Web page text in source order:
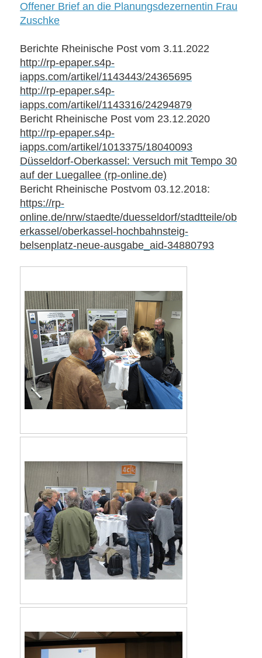
Offener Brief an die Planungsdezernentin Frau
Zuschke
Berichte Rheinische Post vom 3.11.2022
http://rp-epaper.s4p-
iapps.com/artikel/1143443/24365695
http://rp-epaper.s4p-
iapps.com/artikel/1143316/24294879
Bericht Rheinische Post vom 23.12.2020
http://rp-epaper.s4p-
iapps.com/artikel/1013375/18040093
Düsseldorf-Oberkassel: Versuch mit Tempo 30
auf der Luegallee (rp-online.de)
Bericht Rheinische Postvom 03.12.2018:
https://rp-
online.de/nrw/staedte/duesseldorf/stadtteile/ob
erkassel/oberkassel-hochbahnsteig-
belsenplatz-neue-ausgabe_aid-34880793